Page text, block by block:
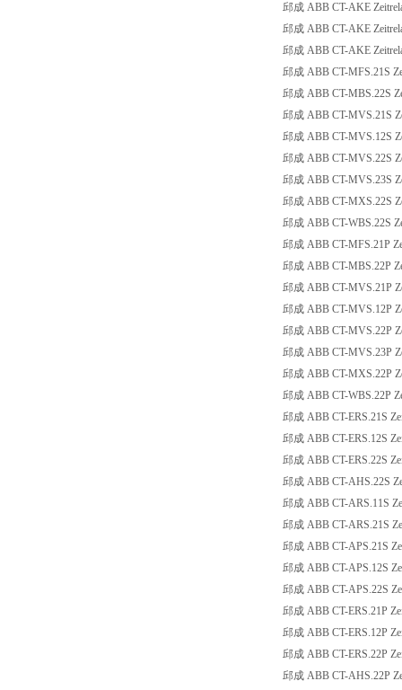
邱成 ABB CT-AKE
邱成 ABB CT-AKE
邱成 ABB CT-AKE
邱成 ABB CT-MFS.21S
邱成 ABB CT-MBS.22S
邱成 ABB CT-MVS.21S
邱成 ABB CT-MVS.12S
邱成 ABB CT-MVS.22S
邱成 ABB CT-MVS.23S
邱成 ABB CT-MXS.22S
邱成 ABB CT-WBS.22S
邱成 ABB CT-MFS.21P
邱成 ABB CT-MBS.22P
邱成 ABB CT-MVS.21P
邱成 ABB CT-MVS.12P
邱成 ABB CT-MVS.22P
邱成 ABB CT-MVS.23P
邱成 ABB CT-MXS.22P
邱成 ABB CT-WBS.22P
邱成 ABB CT-ERS.21S
邱成 ABB CT-ERS.12S
邱成 ABB CT-ERS.22S
邱成 ABB CT-AHS.22S
邱成 ABB CT-ARS.11S
邱成 ABB CT-ARS.21S
邱成 ABB CT-APS.21S
邱成 ABB CT-APS.12S
邱成 ABB CT-APS.22S
邱成 ABB CT-ERS.21P
邱成 ABB CT-ERS.12P
邱成 ABB CT-ERS.22P
邱成 ABB CT-AHS.22P